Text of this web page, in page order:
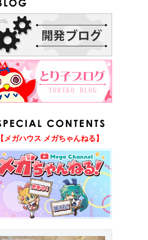
【メガハウス メガちゃんねる】